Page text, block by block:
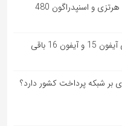
گوشی اقتصادی آنر پلی 6C با نمایشگر 90 هرتزی و اسنپدراگون 480
کوالکام احتمالا تامین‌کننده مودم 5G سری آیفون 15 و آیفون 16 باقی
بر شبکه پرداخت کشور دارد؟